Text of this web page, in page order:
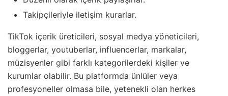
Takipçileriyle iletişim kurarlar.
TikTok içerik üreticileri, sosyal medya yöneticileri,
bloggerlar, youtuberlar, influencerlar, markalar,
müzisyenler gibi farklı kategorilerdeki kişiler ve
kurumlar olabilir. Bu platformda ünlüler veya
profesyoneller olmasa bile, yetenekli olan herkes